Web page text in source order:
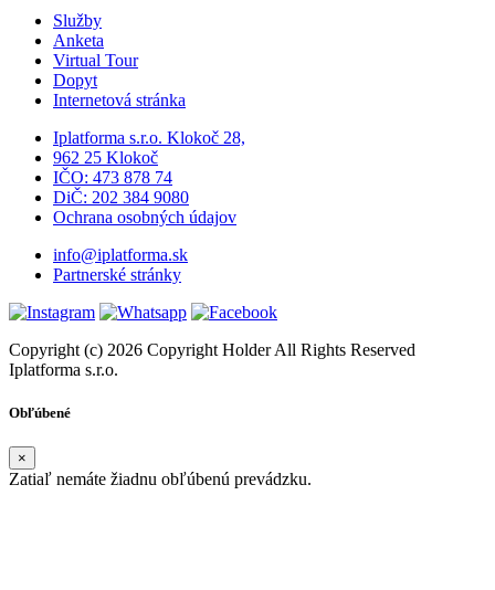
Služby
Anketa
Virtual Tour
Dopyt
Internetová stránka
Iplatforma s.r.o. Klokoč 28,
962 25 Klokoč
IČO: 473 878 74
DiČ: 202 384 9080
Ochrana osobných údajov
info@iplatforma.sk
Partnerské stránky
Copyright (c) 2026 Copyright Holder All Rights Reserved
Iplatforma s.r.o.
Obľúbené
×
Zatiaľ nemáte žiadnu obľúbenú prevádzku.